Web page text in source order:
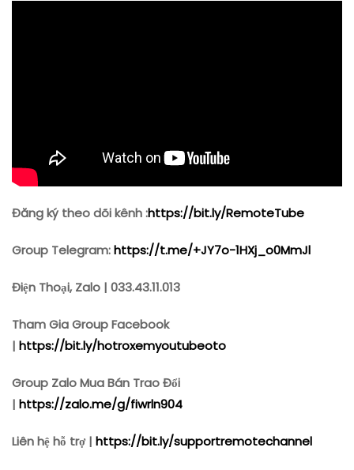
Đăng ký theo dõi kênh :https://bit.ly/RemoteTube
Group Telegram:https://t.me/+JY7o-1HXj_o0MmJl
Điện Thoại, Zalo | 033.43.11.013
Tham Gia Group Facebook
| https://bit.ly/hotroxemyoutubeoto
Group Zalo Mua Bán Trao Đổi
| https://zalo.me/g/fiwrln904
Liên hệ hỗ trợ | https://bit.ly/supportremotechannel